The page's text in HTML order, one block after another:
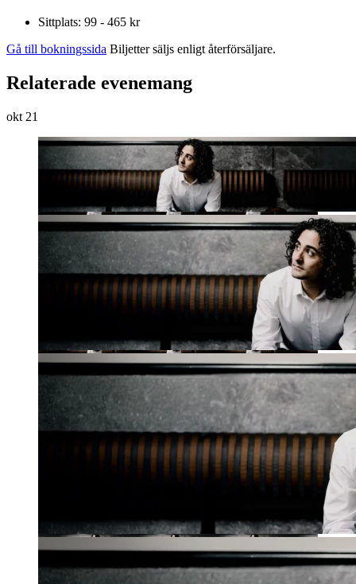
Sittplats: 99 - 465 kr
Gå till bokningssida Biljetter säljs enligt återförsäljare.
Relaterade evenemang
okt 21